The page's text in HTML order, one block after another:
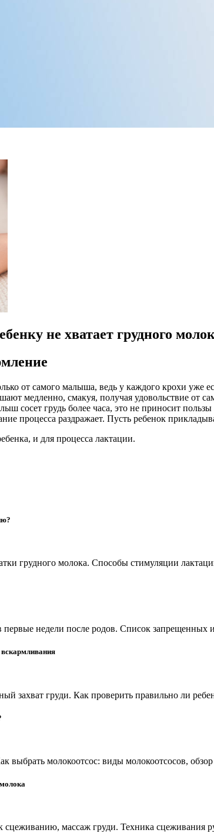
не хватает грудного
от самого малыша, ведь у каждого крохи уже
медленно, смакуя, получая удовольствие от
сосет грудь более часа, это не приносит
процесса раздражает. Пусть ребенок
и для процесса лактации.
грудного молока. Способы стимуляции
недели после родов. Список
захват груди. Как проверить правильно ли
выбрать молокоотсос: виды молокоотсосов,
сцеживанию, массаж груди. Техника